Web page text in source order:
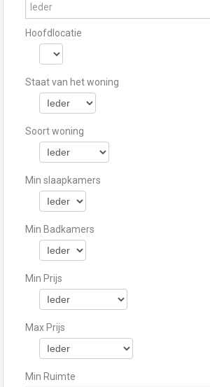
Hoofdlocatie
Staat van het woning
Soort woning
Min slaapkamers
Min Badkamers
Min Prijs
Max Prijs
Min Ruimte